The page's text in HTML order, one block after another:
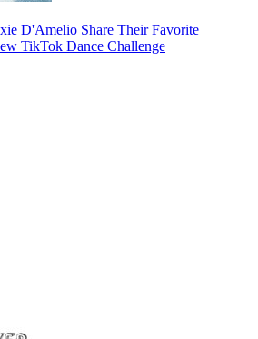
D'Amelio Share Their Favorite
TikTok Dance Challenge